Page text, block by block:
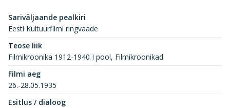
Sariväljaande pealkiri
Eesti Kultuurfilmi ringvaade
Teose liik
Filmikroonika 1912-1940 I pool, Filmikroonikad
Filmi aeg
26.-28.05.1935
Esitlus / dialoog